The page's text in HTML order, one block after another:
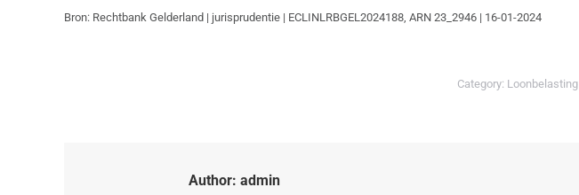
Bron: Rechtbank Gelderland | jurisprudentie | ECLINLRBGEL2024188, ARN 23_2946 | 16-01-2024
Category: Loonbelasting
Author: admin